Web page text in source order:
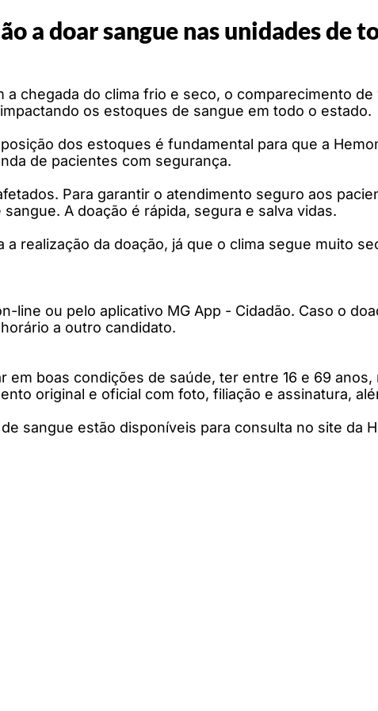
a doar sangue nas unidades de
a chegada do clima frio e seco, o comparecimento
os estoques de sangue em todo o estado.
dos estoques é fundamental para que a
de pacientes com segurança.
Para garantir o atendimento seguro aos
A doação é rápida, segura e salva vidas.
a realização da doação, já que o clima segue muito
line ou pelo aplicativo MG App - Cidadão. Caso o
a outro candidato.
boas condições de saúde, ter entre 16 e 69
original e oficial com foto, filiação e assinatura,
sangue estão disponíveis para consulta no site da